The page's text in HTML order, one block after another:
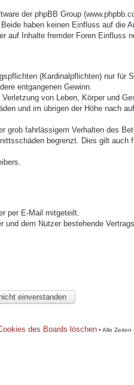
der phpBB Group
haben keinen Einfluss auf die
auf Inhalte fremder Foren Einfluss
(Kardinalpflichten) nur für
entgangenen Gewinn.
von Leben, Körper und
und im übrigen der Höhe nach
grob fahrlässigem Verhalten des
begrenzt. Dies gilt auch
per E-Mail mitgeteilt.
dem Nutzer bestehende
des Boards löschen • Alle